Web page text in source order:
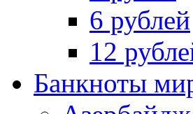
6 рублей
12
Банкноты